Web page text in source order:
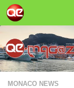
Salta al contenuto
MONACO NEWS